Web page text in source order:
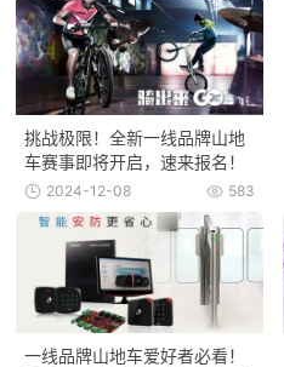
挑战极限！全新一线品牌山地
车赛事即将开启，速来报名！
583
2024-12-08
一线品牌山地车爱好者必看！